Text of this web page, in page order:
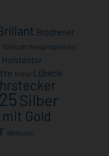
Brodtener
Edelstahl feingoldplatiert
Holstentor
Kreuz Lübeck
Silber
Gold
Weltkugel